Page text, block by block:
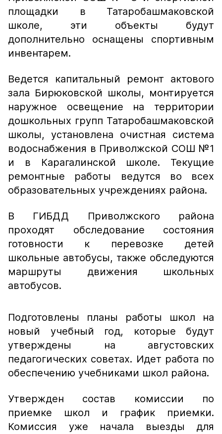
площадки в Татаробашмаковской
школе, эти объекты будут
дополнительно оснащены спортивным
инвентарем.
Ведется капитальный ремонт актового
зала Бирюковской школы, монтируется
наружное освещение на территории
дошкольных групп Татаробашмаковской
школы, установлена очистная система
водоснабжения в Приволжской СОШ №1
и в Карагалинской школе. Текущие
ремонтные работы ведутся во всех
образовательных учреждениях района.
В ГИБДД Приволжского района
проходят обследование состояния
готовности к перевозке детей
школьные автобусы, также обследуются
маршруты движения школьных
автобусов.
Подготовлены планы работы школ на
новый учебный год, которые будут
утверждены на августовских
педагогических советах. Идет работа по
обеспечению учебниками школ района.
Утвержден состав комиссии по
приемке школ и график приемки.
Комиссия уже начала выезды для